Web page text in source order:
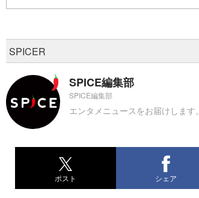
SPICER
SPICE編集部
SPICE編集部
エンタメニュースをお届けします。
ポスト シェア